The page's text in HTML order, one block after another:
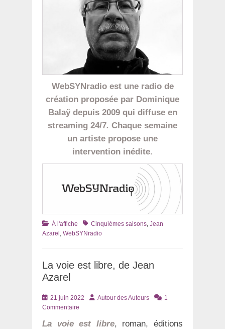
WebSYNradio est une radio de
création proposée par Dominique
Balaÿ depuis 2009 qui diffuse en
streaming 24/7. Chaque semaine
un artiste propose une
intervention inédite.
Catégories
À l'affiche TagsCinquièmes saisons, Jean
Azarel, WebSYNradio
La voie est libre, de Jean
Azarel
Posté
le
21 juin 2022 AuteurAutour des Auteurs
1
Commentaire
La voie est libre, roman, éditions